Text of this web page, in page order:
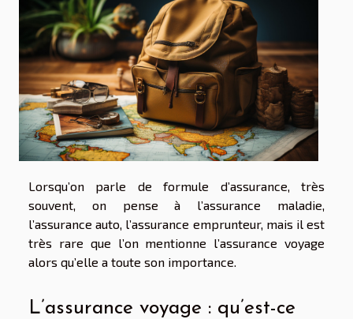
Lorsqu’on parle de formule d’assurance, très
souvent, on pense à l’assurance maladie,
l’assurance auto, l’assurance emprunteur, mais il est
très rare que l’on mentionne l’assurance voyage
alors qu’elle a toute son importance.
L’assurance voyage : qu’est-ce